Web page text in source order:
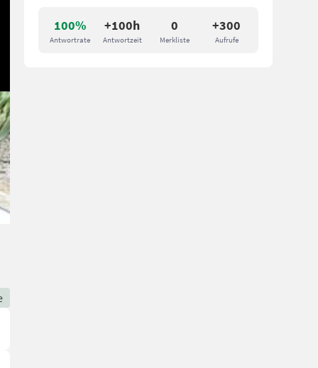
100%
Antwortrate
+100h
Antwortzeit
0
Merkliste
+300
Aufrufe